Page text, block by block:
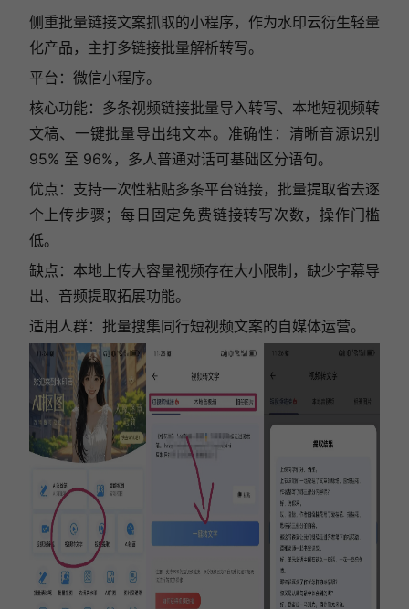
侧重批量链接文案抓取的小程序，作为水印云衍生轻量
化产品，主打多链接批量解析转写。
平台：微信小程序。
核心功能：多条视频链接批量导入转写、本地短视频转
文稿、一键批量导出纯文本。准确性：清晰音源识别
95% 至 96%，多人普通对话可基础区分语句。
优点：支持一次性粘贴多条平台链接，批量提取省去逐
个上传步骤；每日固定免费链接转写次数，操作门槛
低。
缺点：本地上传大容量视频存在大小限制，缺少字幕导
出、音频提取拓展功能。
适用人群：批量搜集同行短视频文案的自媒体运营。